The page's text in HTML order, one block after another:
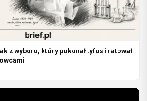
z wyboru, który pokonał tyfus i ratował